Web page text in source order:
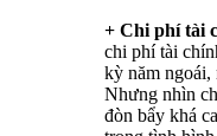
+ Chi phí tài
chi phí tài
kỳ năm ngoái,
Nhưng nhìn
đòn bẩy khá